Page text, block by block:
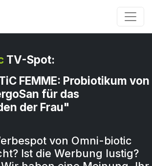
TV-Spot:
FEMME: Probiotikum von
für das
der Frau"
von Omni-biotic
Ist die Werbung lustig?